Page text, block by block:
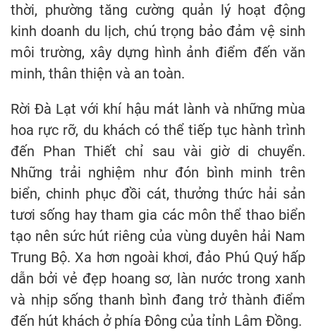
thời, phường tăng cường quản lý hoạt động
kinh doanh du lịch, chú trọng bảo đảm vệ sinh
môi trường, xây dựng hình ảnh điểm đến văn
minh, thân thiện và an toàn.
Rời Đà Lạt với khí hậu mát lành và những mùa
hoa rực rỡ, du khách có thể tiếp tục hành trình
đến Phan Thiết chỉ sau vài giờ di chuyển.
Những trải nghiệm như đón bình minh trên
biển, chinh phục đồi cát, thưởng thức hải sản
tươi sống hay tham gia các môn thể thao biển
tạo nên sức hút riêng của vùng duyên hải Nam
Trung Bộ. Xa hơn ngoài khơi, đảo Phú Quý hấp
dẫn bởi vẻ đẹp hoang sơ, làn nước trong xanh
và nhịp sống thanh bình đang trở thành điểm
đến hút khách ở phía Đông của tỉnh Lâm Đồng.